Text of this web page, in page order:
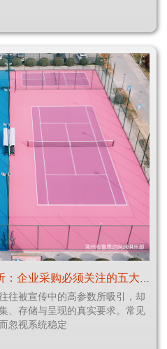
仲裁录像系统核心功能解析：企业采购必须关注的五大技术指标
往被宣传中的高参数所吸引，却
、存储与呈现的真实要求。常见
忽视系统稳定